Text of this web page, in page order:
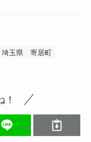
埼玉県
寄居町